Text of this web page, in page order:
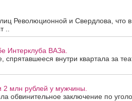
Революционной и Свердлова, что в
..
Интерклуба ВАЗа.
внутри квартала за
2 млн рублей у мужчины.
обвинительное заключение по